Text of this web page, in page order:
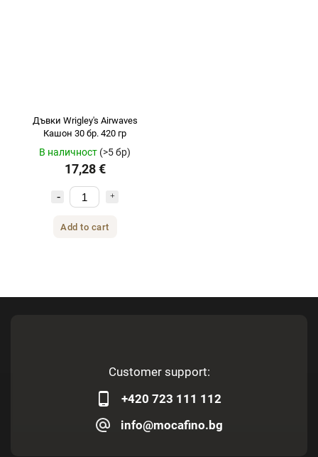
Дъвки Wrigley's Airwaves
Кашон 30 бр. 420 гр
В наличност (>5 бр)
17,28 €
Add to cart
Customer support:
+420 723 111 112
info@mocafino.bg